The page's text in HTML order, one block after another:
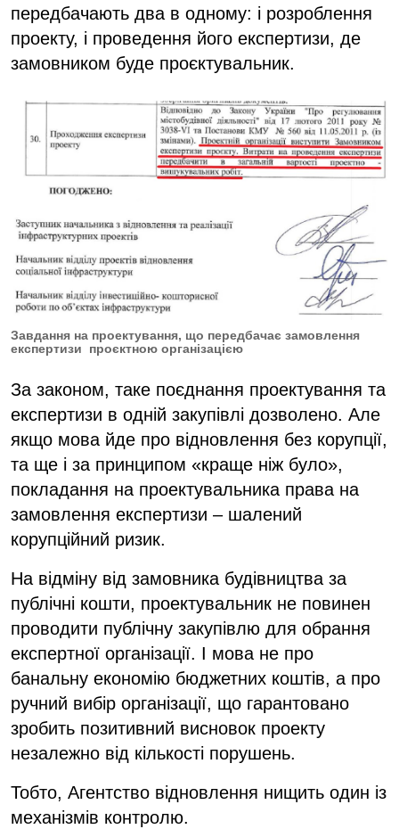
передбачають два в одному: і розроблення
проекту, і проведення його експертизи, де
замовником буде проєктувальник.
Завдання на проектування, що передбачає замовлення
експертизи проєктною організацією
За законом, таке поєднання проектування та
експертизи в одній закупівлі дозволено. Але
якщо мова йде про відновлення без корупції,
та ще і за принципом «краще ніж було»,
покладання на проектувальника права на
замовлення експертизи – шалений
корупційний ризик.
На відміну від замовника будівництва за
публічні кошти, проектувальник не повинен
проводити публічну закупівлю для обрання
експертної організації. І мова не про
банальну економію бюджетних коштів, а про
ручний вибір організації, що гарантовано
зробить позитивний висновок проекту
незалежно від кількості порушень.
Тобто, Агентство відновлення нищить один із
механізмів контролю.